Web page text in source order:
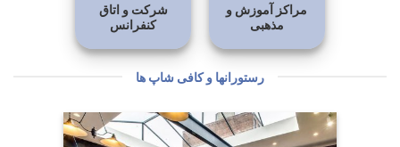
مراکز آموزش و
مذهبی
شرکت و اتاق
کنفرانس
رستورانها و کافی شاپ ها